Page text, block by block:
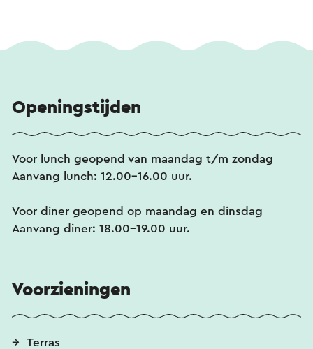
Openingstijden
Voor lunch geopend van maandag t/m zondag
Aanvang lunch: 12.00-16.00 uur.
Voor diner geopend op maandag en dinsdag
Aanvang diner: 18.00-19.00 uur.
Voorzieningen
Terras